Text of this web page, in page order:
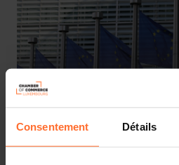
Consentement Détails
La Chambre de